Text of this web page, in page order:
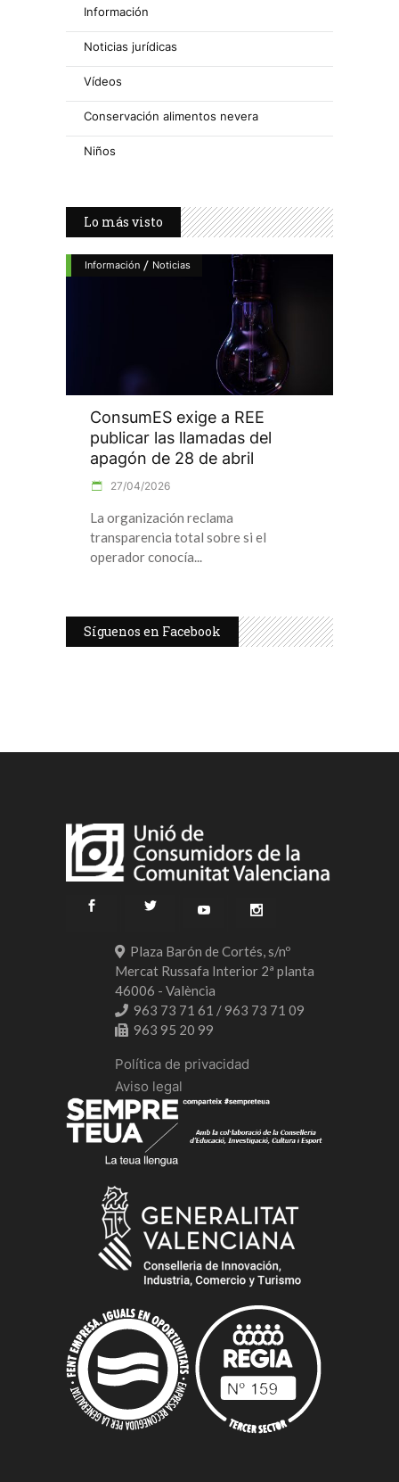
Información
Noticias jurídicas
Vídeos
Conservación alimentos nevera
Niños
Lo más visto
Información / Noticias
ConsumES exige a REE
publicar las llamadas del
apagón de 28 de abril
27/04/2026
La organización reclama
transparencia total sobre si el
operador conocía
Síguenos en Facebook
Plaza Barón de Cortés, s/nº
Mercat Russafa Interior 2ª planta
46006 - València
963 73 71 61 / 963 73 71 09
963 95 20 99
Política de privacidad
Aviso legal